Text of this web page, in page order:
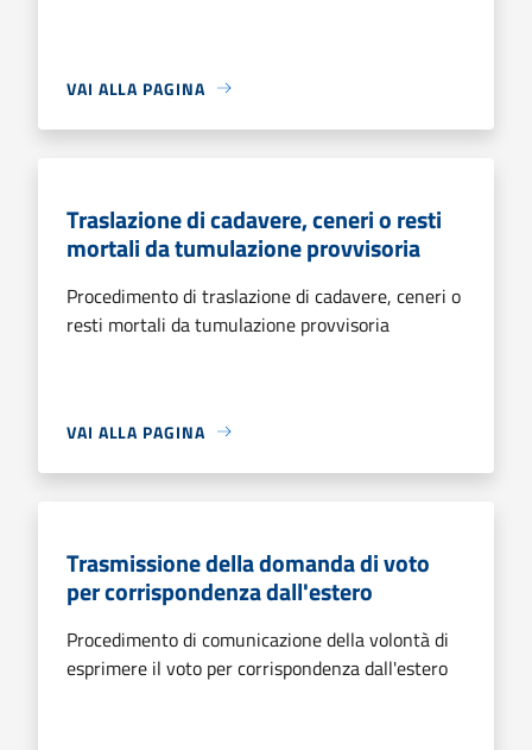
VAI ALLA PAGINA
Traslazione di cadavere, ceneri o resti
mortali da tumulazione provvisoria
Procedimento di traslazione di cadavere, ceneri o
resti mortali da tumulazione provvisoria
VAI ALLA PAGINA
Trasmissione della domanda di voto
per corrispondenza dall'estero
Procedimento di comunicazione della volontà di
esprimere il voto per corrispondenza dall'estero